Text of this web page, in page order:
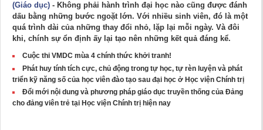
(Giáo dục) - Không phải hành trình đại học nào cũng được đánh
dấu bằng những bước ngoặt lớn. Với nhiều sinh viên, đó là một
quá trình dài của những thay đổi nhỏ, lặp lại mỗi ngày. Và đôi
khi, chính sự ổn định ấy lại tạo nên những kết quả đáng kể.
Cuộc thi VMDC mùa 4 chính thức khởi tranh!
Phát huy tính tích cực, chủ động trong tự học, tự rèn luyện và phát
triển kỹ năng số của học viên đào tạo sau đại học ở Học viện Chính trị
Đổi mới nội dung và phương pháp giáo dục truyền thống của Đảng
cho đảng viên trẻ tại Học viện Chính trị hiện nay